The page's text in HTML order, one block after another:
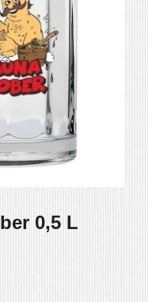
0,5 L
KREEKA
šokolaadis
5,20 €